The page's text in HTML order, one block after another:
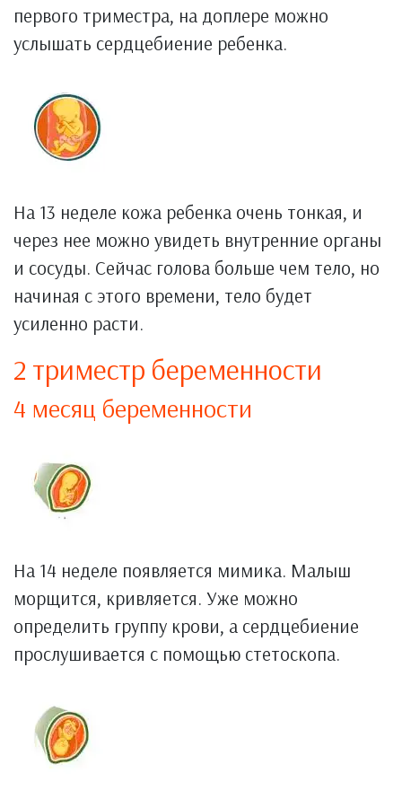
первого триместра, на доплере можно
услышать сердцебиение ребенка.
На 13 неделе кожа ребенка очень тонкая, и
через нее можно увидеть внутренние органы
и сосуды. Сейчас голова больше чем тело, но
начиная с этого времени, тело будет
усиленно расти.
2 триместр беременности
4 месяц беременности
На 14 неделе появляется мимика. Малыш
морщится, кривляется. Уже можно
определить группу крови, а сердцебиение
прослушивается с помощью стетоскопа.